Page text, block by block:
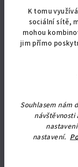
K tomu
sociální sítě,
mohou
jim přímo
Souhlasem nám
návštěvnosti
nastavení.
Doplňkové